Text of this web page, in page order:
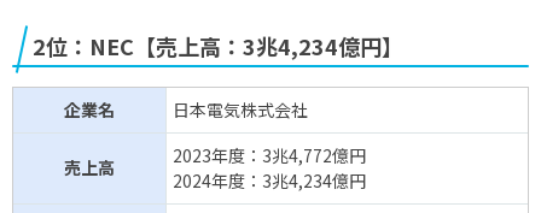
2位：NEC【売上高：3兆4,234億円】
企業名 日本電気株式会社
売上高
2023年度：3兆4,772億円
2024年度：3兆4,234億円